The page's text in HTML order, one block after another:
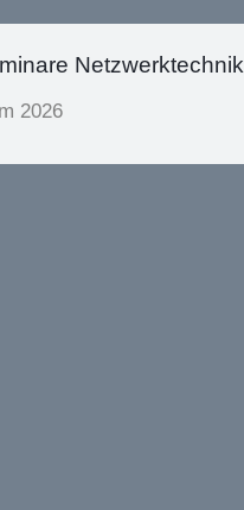
Netzwerktechnik
2026